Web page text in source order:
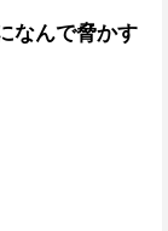
なんで脅かす